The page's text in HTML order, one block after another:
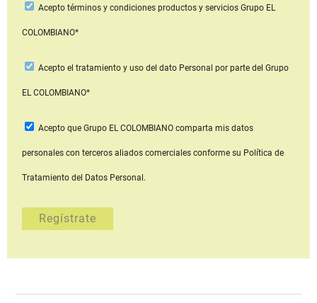
Aceptotérminos y condiciones productos y serviciosGrupo EL
COLOMBIANO*
Acepto el tratamiento y uso del dato Personal por parte del Grupo
EL COLOMBIANO*
Acepto que Grupo EL COLOMBIANOcomparta mis datos
personales con terceros aliados comerciales conforme su Política de
Tratamiento del Datos Personal.